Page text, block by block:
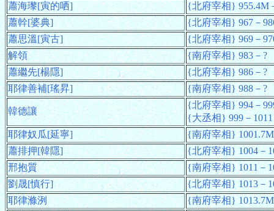
蕭海瓈[寅的哂]
{北府宰相} 955.4M
蕭幹[婆典]
{北府宰相} 967－
蕭思溫[寅古]
{北府宰相} 969－
解領
{南府宰相} 983－?
蕭繼先[楊隱]
{北府宰相} 986－?
耶律善補[瑤昇]
{南府宰相} 988－?
韓德讓
{北府宰相} 994－
{大丞相} 999－1011
耶律奴瓜[延寧]
{南府宰相}
蕭排押[韓隱]
{北府宰相} 1004－
邢抱質
{南府宰相} 1011－
劉晟[慎行]
{北府宰相} 1013－
耶律滌洌
{南府宰相}